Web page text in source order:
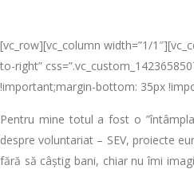
[vc_row][vc_column width=”1/
to-right”
!important;margin-bottom: 35px
Pentru mine totul a fost o
despre voluntariat – SEV, proiecte
fără să câștig bani, chiar nu îmi